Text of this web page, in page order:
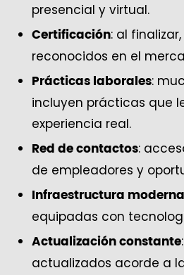
presencial y virtual.
Certificación: al
reconocidos en el
Prácticas laborales:
incluyen prácticas que
experiencia real.
Red de contactos:
de empleadores y
Infraestructura moderna
equipadas con
Actualización constante
actualizados acorde a